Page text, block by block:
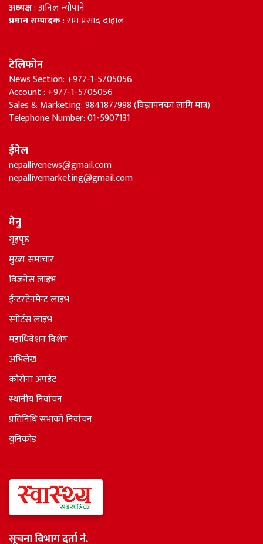
अध्यक्ष: अनिल न्यौपाने
प्रधान सम्पादक: राम प्रसाद दाहाल
टेलिफोन
News Section: +977-1-5705056
Account : +977-1-5705056
Sales & Marketing: 9841877998 (विज्ञापनका लागि मात्र)
Telephone Number: 01-5907131
ईमेल
nepallivenews@gmail.com
nepallivemarketing@gmail.com
मेनु
गृहपृष्ठ
मुख्य समाचार
बिजनेस लाइभ
ईन्टरटेनमेन्ट लाइभ
स्पोर्टस लाइभ
महाधिवेशन विशेष
अभिलेख
कोरोना अपडेट
स्थानीय निर्वाचन
प्रतिनिधि सभाकाे निर्वाचन
युनिकोड
सूचना विभाग दर्ता नं.